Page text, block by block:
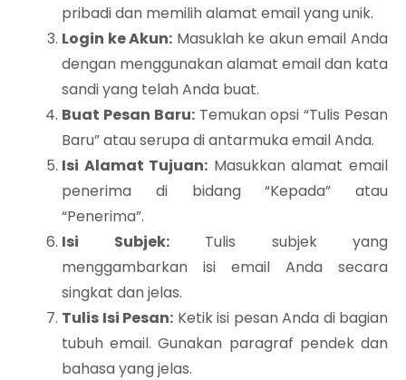
pribadi dan memilih alamat email yang unik.
Login ke Akun: Masuklah ke akun email Anda
dengan menggunakan alamat email dan kata
sandi yang telah Anda buat.
Buat Pesan Baru:Temukan opsi “Tulis Pesan
Baru” atau serupa di antarmuka email Anda.
Isi Alamat Tujuan: Masukkan alamat email
penerima di bidang “Kepada” atau
“Penerima”.
Isi Subjek:Tulis subjek yang
menggambarkan isi email Anda secara
singkat dan jelas.
Tulis Isi Pesan: Ketik isi pesan Anda di bagian
tubuh email. Gunakan paragraf pendek dan
bahasa yang jelas.